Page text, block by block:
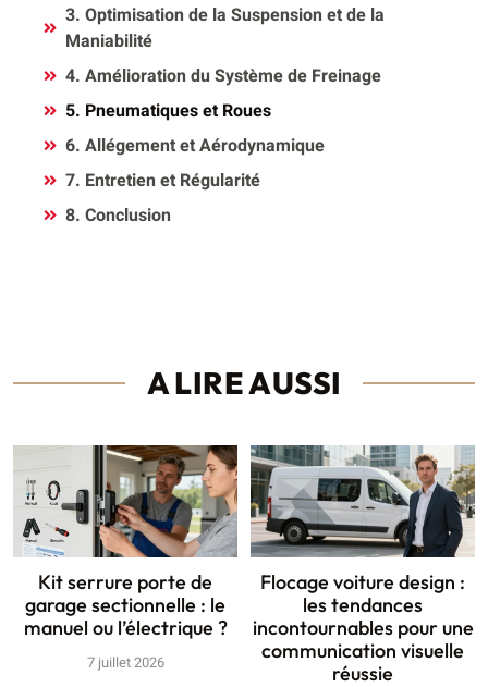
3. Optimisation de la Suspension et de la
Maniabilité
4. Amélioration du Système de Freinage
5. Pneumatiques et Roues
6. Allégement et Aérodynamique
7. Entretien et Régularité
8. Conclusion
A LIRE AUSSI
Kit serrure porte de
garage sectionnelle : le
manuel ou l’électrique ?
7 juillet 2026
Flocage voiture design :
les tendances
incontournables pour une
communication visuelle
réussie